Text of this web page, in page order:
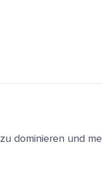
dominieren und